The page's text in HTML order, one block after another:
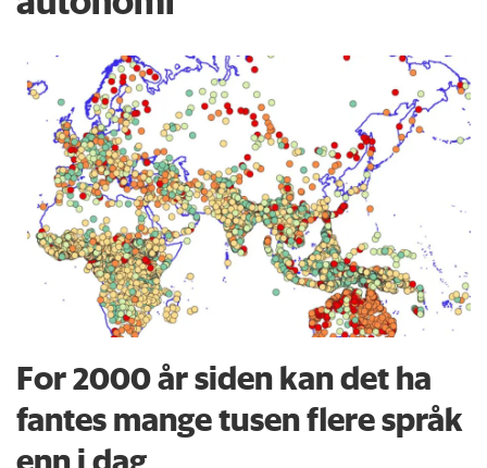
For 2000 år siden kan det ha
fantes mange tusen flere språk
enn i dag